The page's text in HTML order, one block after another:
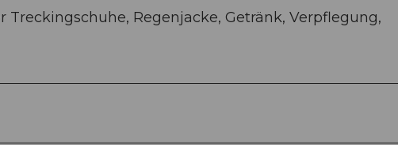
Regenjacke, Getränk, Verpflegung,